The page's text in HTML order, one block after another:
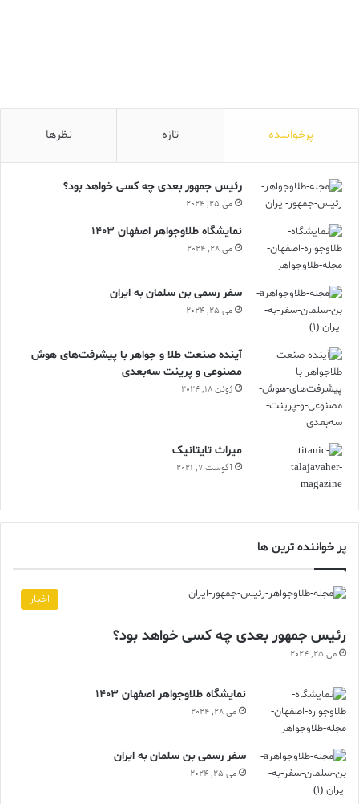
پرخواننده تازه نظرها
رئیس جمهور بعدی چه کسی خواهد بود؟
می 25, 2024
نمایشگاه طلاوجواهر اصفهان 1403
می 28, 2024
سفر رسمی بن سلمان به ایران
می 25, 2024
آینده صنعت طلا و جواهر با پیشرفت‌های هوش
مصنوعی و پرینت سه‌بعدی
ژوئن 18, 2024
ميراث تايتانيک
آگوست 7, 2021
پر خواننده ترین ها
اخبار
رئیس جمهور بعدی چه کسی خواهد بود؟
می 25, 2024
نمایشگاه طلاوجواهر اصفهان 1403
می 28, 2024
سفر رسمی بن سلمان به ایران
می 25, 2024